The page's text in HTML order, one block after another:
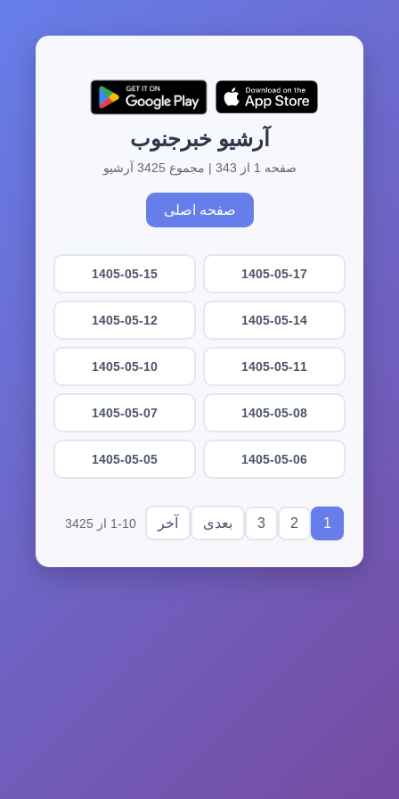
آرشیو خبرجنوب
صفحه 1 از 343 | مجموع 3425 آرشیو
صفحه اصلی
1405-05-17
1405-05-15
1405-05-14
1405-05-12
1405-05-11
1405-05-10
1405-05-08
1405-05-07
1405-05-06
1405-05-05
1
2
3 بعدی آخر 1-10 از 3425